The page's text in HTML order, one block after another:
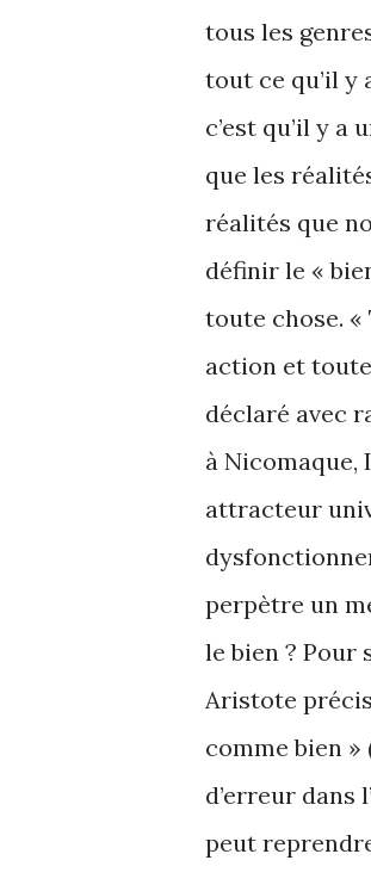
tous les
tout ce qu’il y
c’est qu’il y
que les
réalités que
définir le «
toute chose.
action et
déclaré avec
à Nicomaque,
attracteur
perpètre un
le bien ? Pour
Aristote
comme bien
d’erreur dans
peut